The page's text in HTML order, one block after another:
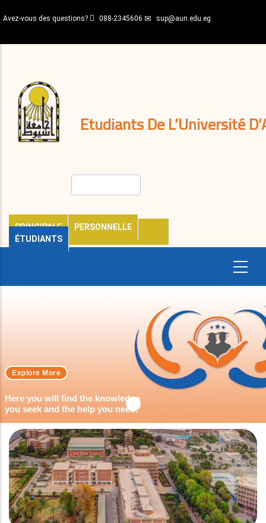
au
principal
Avez-vous des questions? 088-2345606 sup@aun.edu.eg
Etudiants De L’Université
PRINCIPALE
PERSONNELLE
ÉTUDIANTS
décisions
Expatriés
Journal
Here you will find the knowledge
you seek and the help you need.
Explore More